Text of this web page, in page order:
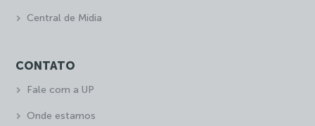
Central de Mídia
CONTATO
Fale com a UP
Onde estamos